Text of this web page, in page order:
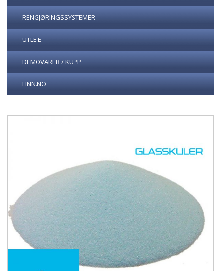
RENGJØRINGSSYSTEMER
UTLEIE
DEMOVARER / KUPP
FINN.NO